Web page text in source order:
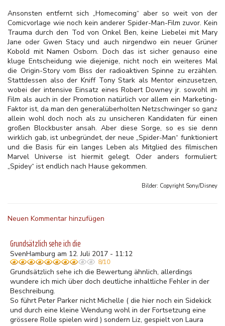
Ansonsten entfernt sich „Homecoming“ aber so weit von der
Comicvorlage wie noch kein anderer Spider-Man-Film zuvor. Kein
Trauma durch den Tod von Onkel Ben, keine Liebelei mit Mary
Jane oder Gwen Stacy und auch nirgendwo ein neuer Grüner
Kobold mit Namen Osborn. Doch das ist sicher genauso eine
kluge Entscheidung wie diejenige, nicht noch ein weiteres Mal
die Origin-Story vom Biss der radioaktiven Spinne zu erzählen.
Stattdessen also der Kniff Tony Stark als Mentor einzusetzen,
wobei der intensive Einsatz eines Robert Downey jr. sowohl im
Film als auch in der Promotion natürlich vor allem ein Marketing-
Faktor ist, da man den generalüberholten Netzschwinger so ganz
allein wohl doch noch als zu unsicheren Kandidaten für einen
großen Blockbuster ansah. Aber diese Sorge, so es sie denn
wirklich gab, ist unbegründet, der neue „Spider-Man“ funktioniert
und die Basis für ein langes Leben als Mitglied des filmischen
Marvel Universe ist hiermit gelegt. Oder anders formuliert:
„Spidey“ ist endlich nach Hause gekommen.
Bilder: Copyright Sony/Disney
Neuen Kommentar hinzufügen
Grundsätzlich sehe ich die
SvenHamburg am 12. Juli 2017 - 11:12
8/10
Grundsätzlich sehe ich die Bewertung ähnlich, allerdings
wundere ich mich über doch deutliche inhaltliche Fehler in der
Beschreibung.
So führt Peter Parker nicht Michelle ( die hier noch ein Sidekick
und durch eine kleine Wendung wohl in der Fortsetzung eine
grössere Rolle spielen wird ) sondern Liz, gespielt von Laura